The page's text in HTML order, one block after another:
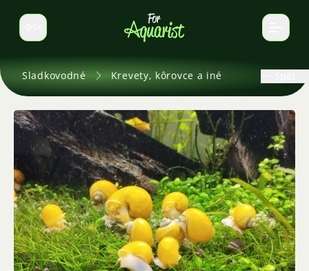
Prepnúť jazyk
Sladkovodné Krevety, kôrovce a iné